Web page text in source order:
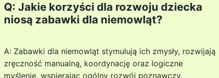
Q: Jakie korzyści dla rozwoju dziecka
niosą zabawki dla niemowląt?
A: Zabawki dla niemowląt stymulują ich zmysły, rozwijają
zręczność manualną, koordynację oraz logiczne
myślenie, wspierając ogólny rozwój poznawczy.